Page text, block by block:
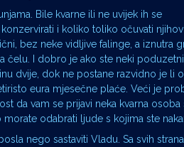
Bile kvarne ili ne uvijek ih se
i koliko toliko očuvati
bez neke vidljive falinge, a iznutra
čelu. I dobro je ako ste neki
dvije, dok ne postane razvidno je li
eura mjesečne plaće. Veći je
da vam se prijavi neka kvarna
morate odabrati ljude s kojima ste
nego sastaviti Vladu. Sa svih